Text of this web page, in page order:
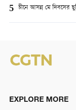
5 চীনে আসন্ন মে দিবসের
EXPLORE MORE